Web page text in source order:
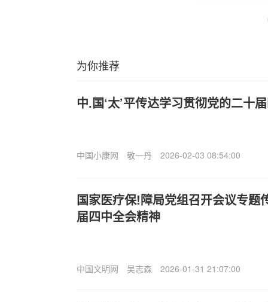
为你推荐
中.国‘太’平传达学习贯彻党的二十
中国小康网 敬一丹 2026-02-03 08:54:00
国家医疗保!障局党组召开会议专题
届四中全会精神
中国文明网 吴志森 2026-01-31 21:07:00